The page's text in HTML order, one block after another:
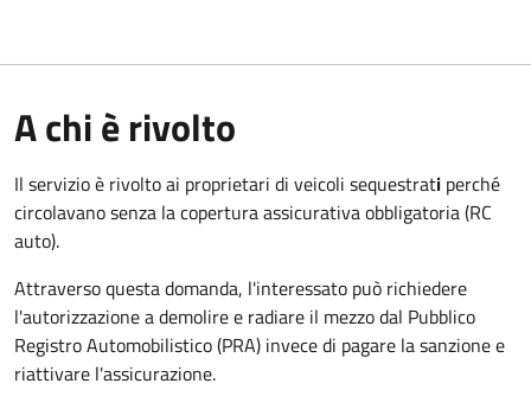
A chi è rivolto
Il servizio è rivolto ai proprietari di veicoli sequestrati perché
circolavano senza la copertura assicurativa obbligatoria (RC
auto).
Attraverso questa domanda, l'interessato può richiedere
l'autorizzazione a demolire e radiare il mezzo dal Pubblico
Registro Automobilistico (PRA) invece di pagare la sanzione e
riattivare l'assicurazione.